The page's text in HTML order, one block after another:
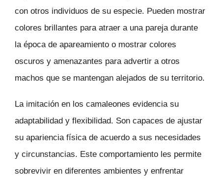
con otros individuos de su especie. Pueden mostrar
colores brillantes para atraer a una pareja durante
la época de apareamiento o mostrar colores
oscuros y amenazantes para advertir a otros
machos que se mantengan alejados de su territorio.
La imitación en los camaleones evidencia su
adaptabilidad y flexibilidad. Son capaces de ajustar
su apariencia física de acuerdo a sus necesidades
y circunstancias. Este comportamiento les permite
sobrevivir en diferentes ambientes y enfrentar